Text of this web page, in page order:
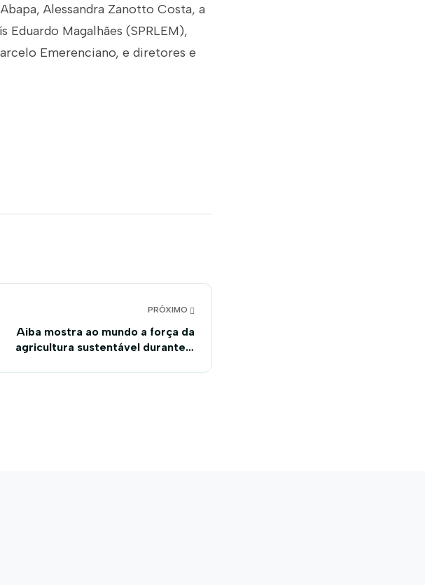
Alessandra Zanotto Costa, a
Magalhães (SPRLEM),
Emerenciano, e diretores e
PRÓXIMO
Aiba mostra ao mundo a força da
agricultura sustentável durante a